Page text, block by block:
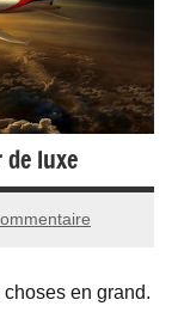
luxe
en grand.